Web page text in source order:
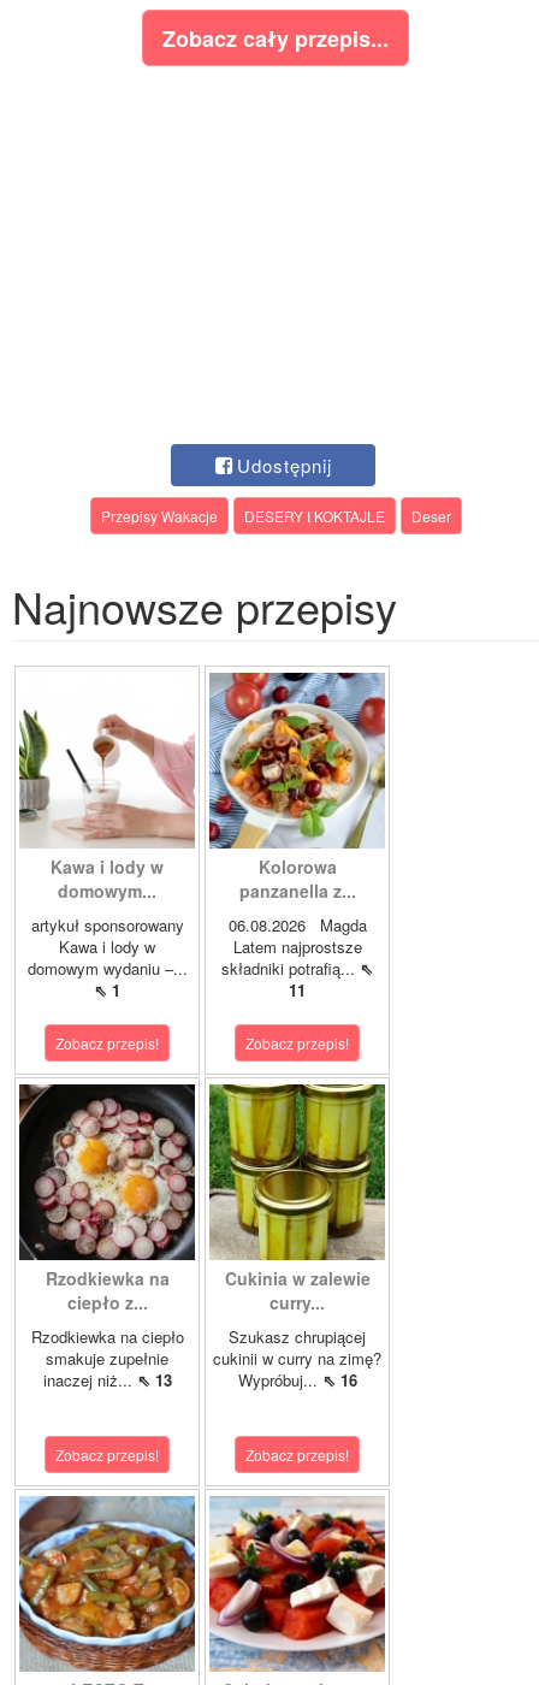
Zobacz cały przepis...
Udostępnij
Przepisy Wakacje DESERY I KOKTAJLE Deser
Najnowsze przepisy
Kawa i lody w
domowym...
artykuł sponsorowany
Kawa i lody w
domowym wydaniu –...
⇖ 1
Zobacz przepis!
Kolorowa
panzanella z...
06.08.2026 Magda
Latem najprostsze
składniki potrafią... ⇖
11
Zobacz przepis!
Rzodkiewka na
ciepło z...
Rzodkiewka na ciepło
smakuje zupełnie
inaczej niż... ⇖ 13
Zobacz przepis!
Cukinia w zalewie
curry...
Szukasz chrupiącej
cukinii w curry na zimę?
Wypróbuj... ⇖ 16
Zobacz przepis!